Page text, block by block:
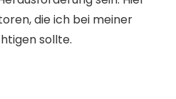
die ich bei meiner
sollte.